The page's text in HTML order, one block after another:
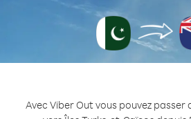
Avec Viber Out vous pouvez passer